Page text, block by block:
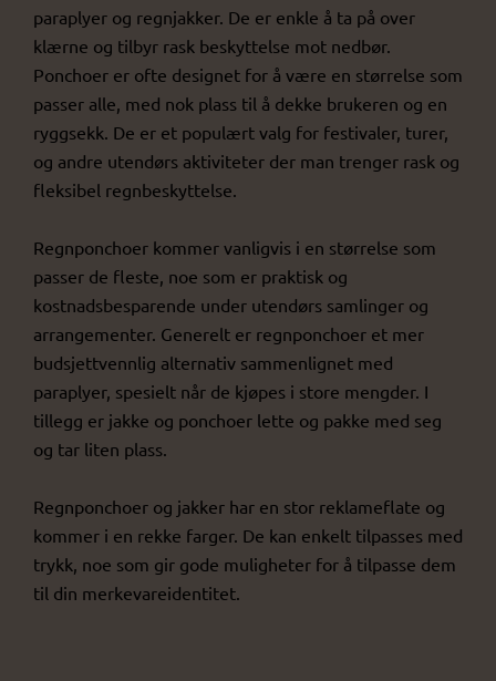
paraplyer og regnjakker. De er enkle å ta på over
klærne og tilbyr rask beskyttelse mot nedbør.
Ponchoer er ofte designet for å være en størrelse som
passer alle, med nok plass til å dekke brukeren og en
ryggsekk. De er et populært valg for festivaler, turer,
og andre utendørs aktiviteter der man trenger rask og
fleksibel regnbeskyttelse.
Regnponchoer kommer vanligvis i en størrelse som
passer de fleste, noe som er praktisk og
kostnadsbesparende under utendørs samlinger og
arrangementer. Generelt er regnponchoer et mer
budsjettvennlig alternativ sammenlignet med
paraplyer, spesielt når de kjøpes i store mengder. I
tillegg er jakke og ponchoer lette og pakke med seg
og tar liten plass.
Regnponchoer og jakker har en stor reklameflate og
kommer i en rekke farger. De kan enkelt tilpasses med
trykk, noe som gir gode muligheter for å tilpasse dem
til din merkevareidentitet.